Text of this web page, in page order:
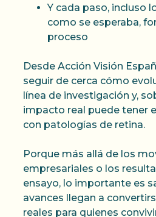
Y cada paso, incluso
como se esperaba,
proceso
Desde Acción Visión
seguir de cerca cómo
línea de investigación y,
impacto real puede tener
con patologías de retina.
Porque más allá de los
empresariales o los
ensayo, lo importante es
avances llegan a
reales para quienes